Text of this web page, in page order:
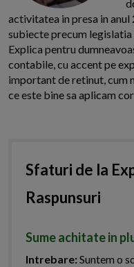
activitatea in presa in
subiecte precum
Explica pentru
contabile, cu accent pe
important de retinut, cum
ce este bine sa aplicam
Sfaturi de la
Raspunsuri
Sume achitate in
Intrebare:Suntem o